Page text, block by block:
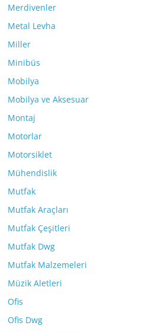
Merdivenler
Metal Levha
Miller
Minibüs
Mobilya
Mobilya ve Aksesuar
Montaj
Motorlar
Motorsiklet
Mühendislik
Mutfak
Mutfak Araçları
Mutfak Çeşitleri
Mutfak Dwg
Mutfak Malzemeleri
Müzik Aletleri
Ofis
Ofis Dwg